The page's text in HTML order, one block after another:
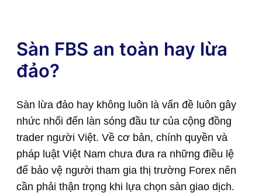
Sàn FBS an toàn hay lừa
đảo?
Sàn lừa đảo hay không luôn là vấn đề luôn gây
nhức nhối đến làn sóng đầu tư của cộng đồng
trader người Việt. Về cơ bản, chính quyền và
pháp luật Việt Nam chưa đưa ra những điều lệ
để bảo vệ người tham gia thị trường Forex nên
cần phải thận trọng khi lựa chọn sàn giao dịch.